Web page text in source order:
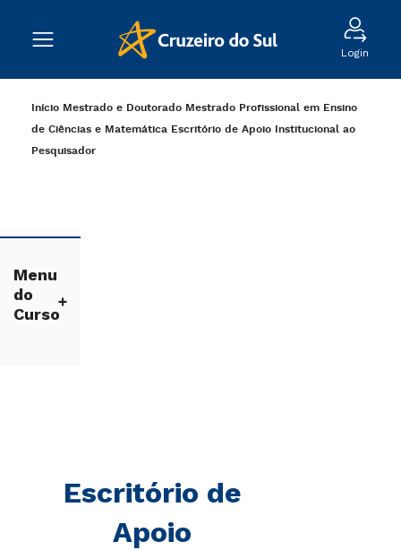
Login
Início Mestrado e Doutorado Mestrado Profissional em Ensino
de Ciências e Matemática Escritório de Apoio Institucional ao
Pesquisador
Menu
do
Curso
Escritório de
Apoio